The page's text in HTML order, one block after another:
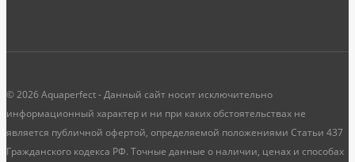
© 2026 Aquaperfect - Данный сайт носит исключительно
информационный характер и ни при каких обстоятельствах не
является публичной офертой, определяемой положениями Статьи 437
Гражданского кодекса РФ. Точные данные о наличии, ценах и способах